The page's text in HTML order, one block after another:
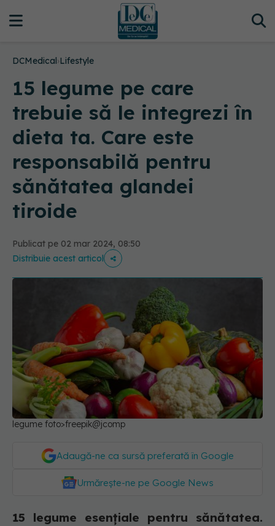
DCMedical›Lifestyle
15 legume pe care
trebuie să le integrezi în
dieta ta. Care este
responsabilă pentru
sănătatea glandei
tiroide
Publicat pe 02 mar 2024, 08:50
Distribuie acest articol
legume foto>freepik@jcomp
Adaugă-ne ca sursă preferată în Google
Urmărește-ne pe Google News
15 legume esențiale pentru sănătatea.